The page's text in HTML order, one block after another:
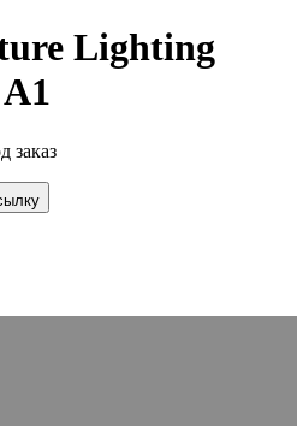
Lighting
заказ